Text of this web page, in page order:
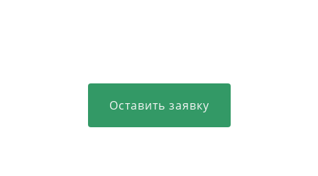
Оставить заявку